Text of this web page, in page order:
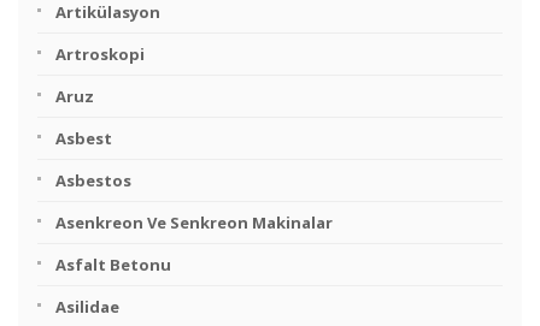
Artikülasyon
Artroskopi
Aruz
Asbest
Asbestos
Asenkreon Ve Senkreon Makinalar
Asfalt Betonu
Asilidae